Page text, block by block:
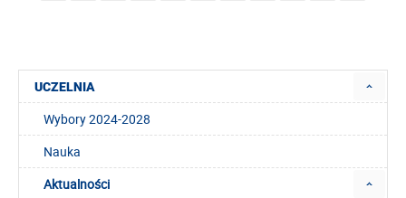
UCZELNIA
Wybory 2024-2028
Nauka
Aktualności